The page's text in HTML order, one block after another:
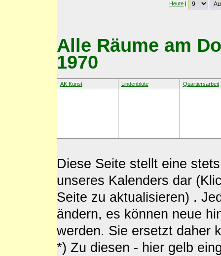
Heute .
Alle Räume am
1970
AK Kunst Lindenblüte Quartiersarbeit
Diese Seite stellt eine
unseres Kalenders dar
Seite zu aktualisieren) .
ändern, es können neue
werden. Sie ersetzt daher
*) Zu diesen - hier gelb